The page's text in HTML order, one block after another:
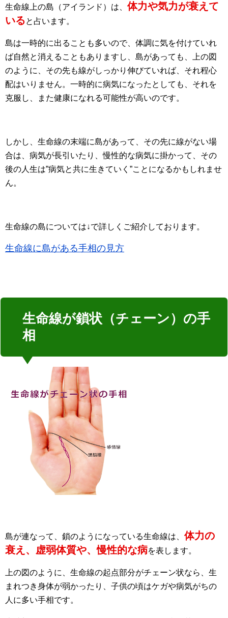
生命線上の島（アイランド）は、 体力や気力が衰えて
いると占います。
島は一時的に出ることも多いので、体調に気を付けていれ
ば自然と消えることもありますし、島があっても、上の図
のように、その先も線がしっかり伸びていれば、それ程心
配はいりません。一時的に病気になったとしても、それを
克服し、また健康になれる可能性が高いのです。
しかし、生命線の末端に島があって、その先に線がない場
合は、病気が長引いたり、慢性的な病気に掛かって、その
後の人生は”病気と共に生きていく”ことになるかもしれませ
ん。
生命線の島については↓で詳しくご紹介しております。
生命線に島がある手相の見方
生命線が鎖状（チェーン）の手
相
島が連なって、鎖のようになっている生命線は、 体力の
衰え、虚弱体質や、慢性的な病を表します。
上の図のように、生命線の起点部分がチェーン状なら、生
まれつき身体が弱かったり、子供の頃はケガや病気がちの
人に多い手相です。